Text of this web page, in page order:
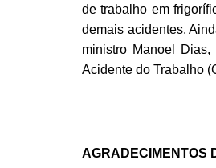
de trabalho em
demais acidentes.
ministro Manoel
Acidente do Trabalho
AGRADECIMENTOS